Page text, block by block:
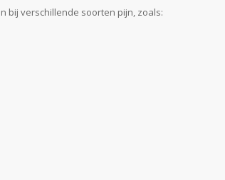
bij verschillende soorten pijn, zoals: